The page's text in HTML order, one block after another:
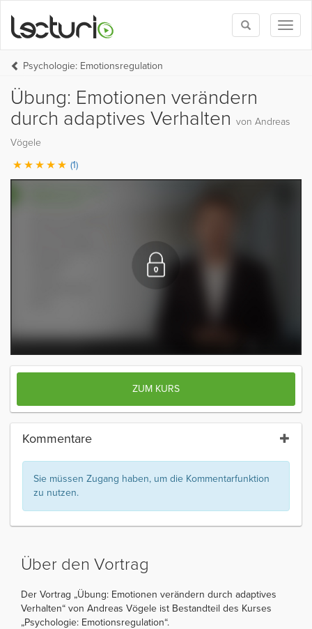
Toggle
search
Psychologie: Emotionsregulation
Übung: Emotionen verändern
durch adaptives Verhalten von Andreas
Vögele
(1)
ZUM KURS
Kommentare
Sie müssen Zugang haben, um die Kommentarfunktion
zu nutzen.
Über den Vortrag
Der Vortrag „Übung: Emotionen verändern durch adaptives
Verhalten“ von Andreas Vögele ist Bestandteil des Kurses
„Psychologie: Emotionsregulation“.